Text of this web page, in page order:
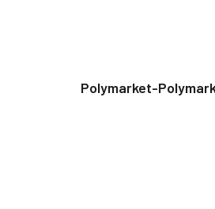
Polymarket-